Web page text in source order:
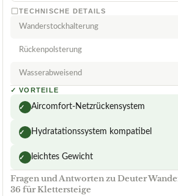
TECHNISCHE DETAILS
Wanderstockhalterung
Rückenpolsterung
Wasserabweisend
✓ VORTEILE
✓ Aircomfort-Netzrückensystem
✓ Hydratationssystem kompatibel
✓ leichtes Gewicht
Fragen und Antworten zu Deuter
36 für Klettersteige